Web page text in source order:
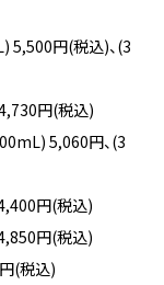
5,500円(税込)、(3
4,730円(税込)
5,060円、(3
4,400円(税込)
円(税込)
円(税込)